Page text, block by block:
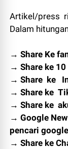
Artikel/press
Dalam
→Share Ke
→ Share ke
→ Share ke
→ Share ke
→ Share ke
→ Google
pencari
→ Share ke